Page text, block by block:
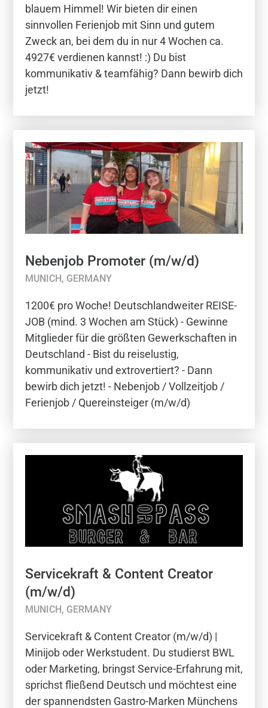
blauem Himmel! Wir bieten dir einen
sinnvollen Ferienjob mit Sinn und gutem
Zweck an, bei dem du in nur 4 Wochen ca.
4927€ verdienen kannst! :) Du bist
kommunikativ & teamfähig? Dann bewirb dich
jetzt!
Nebenjob Promoter (m/w/d)
MUNICH, GERMANY
1200€ pro Woche! Deutschlandweiter REISE-
JOB (mind. 3 Wochen am Stück) - Gewinne
Mitglieder für die größten Gewerkschaften in
Deutschland - Bist du reiselustig,
kommunikativ und extrovertiert? - Dann
bewirb dich jetzt! - Nebenjob / Vollzeitjob /
Ferienjob / Quereinsteiger (m/w/d)
Servicekraft & Content Creator
(m/w/d)
MUNICH, GERMANY
Servicekraft & Content Creator (m/w/d) |
Minijob oder Werkstudent. Du studierst BWL
oder Marketing, bringst Service-Erfahrung mit,
sprichst fließend Deutsch und möchtest eine
der spannendsten Gastro-Marken Münchens